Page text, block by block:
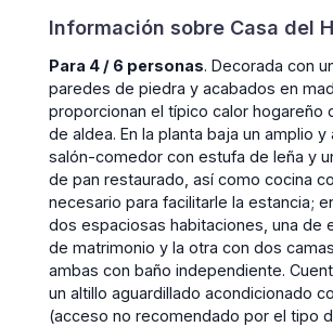
Información sobre Casa del
Para 4 / 6 personas. Decorada con
paredes de piedra y acabados en
proporcionan el típico calor hogareño
de aldea. En la planta baja un amplio
salón-comedor con estufa de leña y
de pan restaurado, así como cocina
necesario para facilitarle la estancia;
dos espaciosas habitaciones, una de
de matrimonio y la otra con dos
ambas con baño independiente.
un altillo aguardillado acondicionado
(acceso no recomendado por el tipo